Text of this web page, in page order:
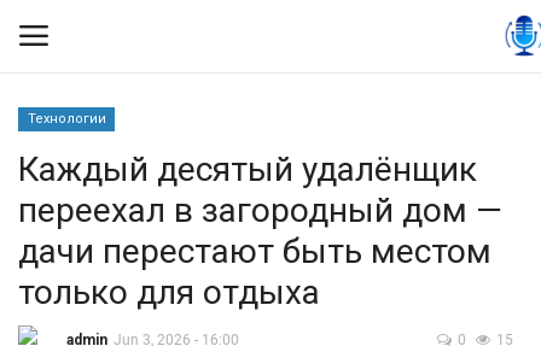
Контакты
Правила размещения
Политика
Технологии
Каждый десятый удалёнщик
переехал в загородный дом —
дачи перестают быть местом
только для отдыха
admin Jun 3, 2026 - 16:00 0 15